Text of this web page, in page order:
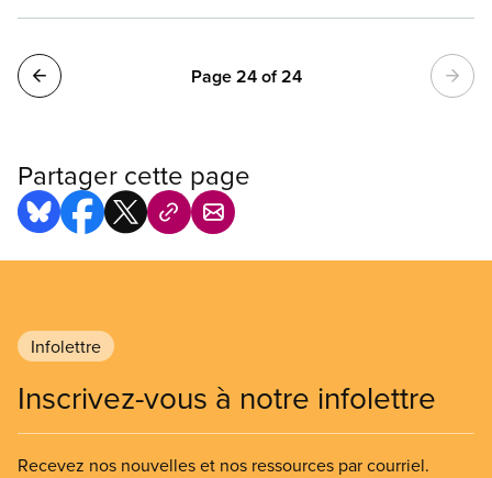
Pagination Page 24 of 24
Partager cette page
Infolettre
Inscrivez-vous à notre infolettre
Recevez nos nouvelles et nos ressources par courriel.